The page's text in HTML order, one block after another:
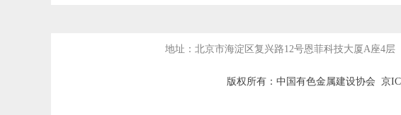
地址：北京市海淀区复兴路12号恩菲科技大厦A座4
版权所有：中国有色金属建设协会 京